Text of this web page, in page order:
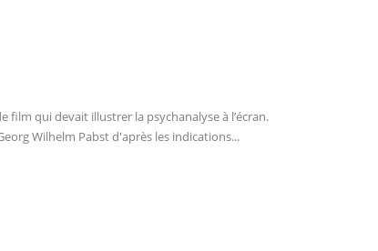
qui devait illustrer la psychanalyse à l’écran.
Wilhelm Pabst d'après les indications...